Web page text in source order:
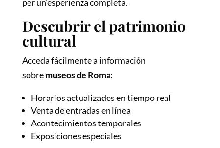
per un’esperienza completa.
Descubrir el patrimonio
cultural
Acceda fácilmente a información
sobremuseos de Roma:
Horarios actualizados en tiempo real
Venta de entradas en línea
Acontecimientos temporales
Exposiciones especiales